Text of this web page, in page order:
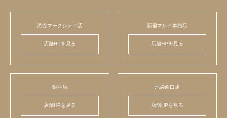
渋谷マークシティ店
店舗HPを見る
新宿マルイ本館店
店舗HPを見る
銀座店
店舗HPを見る
池袋西口店
店舗HPを見る